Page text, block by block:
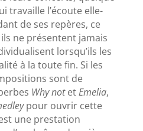
travaille l’écoute elle-
de ses repères, ce
ne présentent jamais
lorsqu’ils les
à la toute fin. Si les
sont de
Why notetEmelia,
pour ouvrir cette
une prestation